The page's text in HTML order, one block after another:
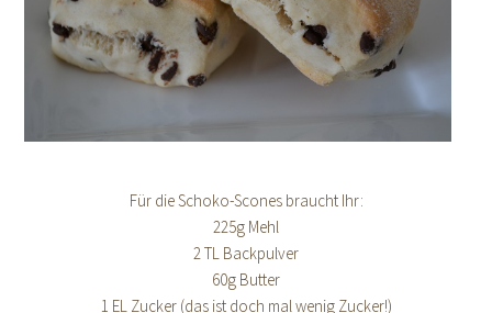
Für die Schoko-Scones braucht Ihr:
225g Mehl
2 TL Backpulver
60g Butter
1 EL Zucker (das ist doch mal wenig Zucker!)